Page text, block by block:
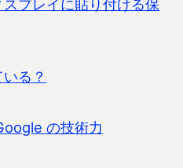
プレイに貼り付ける保
る？
の技術力